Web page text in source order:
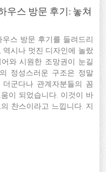
우스 방문 후기: 놓쳐
스 방문 후기를 들려드리
역시나 멋진 디자인에 놀랐
와 시원한 조망권이 눈길
정성스러운 구조은 정말
군다나 관계자분들의 꼼
이 되었습니다. 이것이 바
찬스이라고 느낍니다. 지